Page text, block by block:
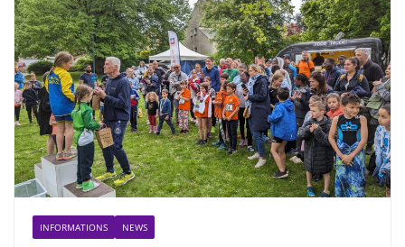
INFORMATIONS NEWS